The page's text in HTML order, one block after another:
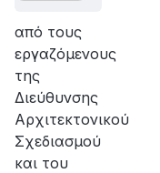
από τους
εργαζόμενους
της
Διεύθυνσης
Αρχιτεκτονικού
Σχεδιασμού
και του